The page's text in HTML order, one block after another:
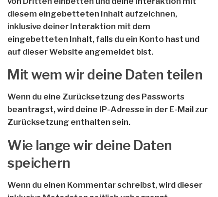
diesem eingebetteten Inhalt aufzeichnen,
inklusive deiner Interaktion mit dem
eingebetteten Inhalt, falls du ein Konto hast und
auf dieser Website angemeldet bist.
Mit wem wir deine Daten teilen
Wenn du eine Zurücksetzung des Passworts
beantragst, wird deine IP-Adresse in der E-Mail zur
Zurücksetzung enthalten sein.
Wie lange wir deine Daten
speichern
Wenn du einen Kommentar schreibst, wird dieser